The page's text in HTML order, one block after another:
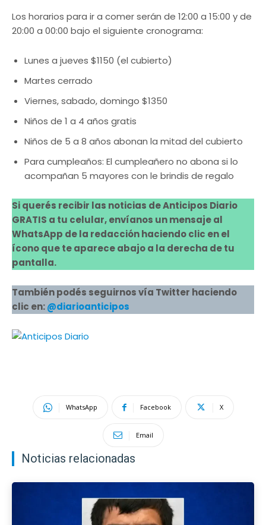
Los horarios para ir a comer serán de 12:00 a 15:00 y de
20:00 a 00:00 bajo el siguiente cronograma:
Lunes a jueves $1150 (el cubierto)
Martes cerrado
Viernes, sabado, domingo $1350
Niños de 1 a 4 años gratis
Niños de 5 a 8 años abonan la mitad del cubierto
Para cumpleaños: El cumpleañero no abona si lo
acompañan 5 mayores con le brindis de regalo
Si querés recibir las noticias de Anticipos Diario
GRATIS a tu celular, envíanos un mensaje al
WhatsApp de la redacción haciendo clic en el
ícono que te aparece abajo a la derecha de tu
pantalla.
También podés seguirnos vía Twitter haciendo
clic en:@diarioanticipos
WhatsApp Facebook X
Email
Noticias relacionadas